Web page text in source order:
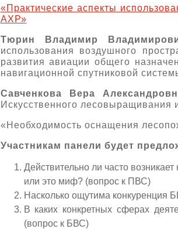
«Практические аспекты
АХР»
Тюрин Владимир
использования воздушного
развития авиации общего
навигационной спутниковой
Савченкова Вера
Искусственного лесовыращивания
«Необходимость оснащения
Участникам панели будет
Действительно ли часто
или это миф? (вопрос к ПВС)
Насколько ощутима
В каких конкретных сферах
(вопрос к БВС)